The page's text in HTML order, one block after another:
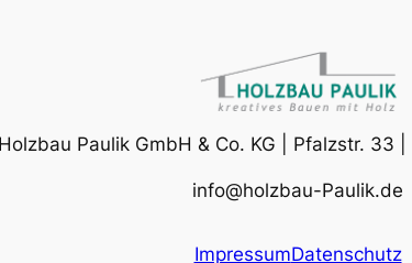
Holzbau Paulik GmbH & Co. KG | Pfalzstr. 33
info@holzbau-Paulik.de
ImpressumDatenschutz